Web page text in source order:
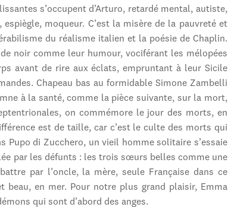
s’occupent d’Arturo, retardé mental, autiste,
moqueur. C’est la misère de la pauvreté et
du réalisme italien et la poésie de Chaplin.
noir comme leur humour, vociférant les mélopées
avant de rire aux éclats, empruntant à leur Sicile
Chapeau bas au formidable Simone Zambelli
à la santé, comme la pièce suivante, sur la mort,
on commémore le jour des morts, en
est de taille, car c’est le culte des morts qui
Pupo di Zucchero, un vieil homme solitaire s’essaie
par les défunts : les trois sœurs belles comme une
par l’oncle, la mère, seule Française dans ce
beau, en mer. Pour notre plus grand plaisir, Emma
qui sont d’abord des anges.